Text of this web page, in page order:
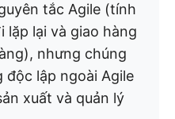
tắc Agile (tính
lặp lại và giao hàng
nhưng chúng
lập ngoài Agile
xuất và quản lý